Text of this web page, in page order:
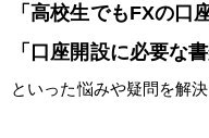
「高校生でもFXの口
「口座開設に必要な
といった悩みや疑問を解